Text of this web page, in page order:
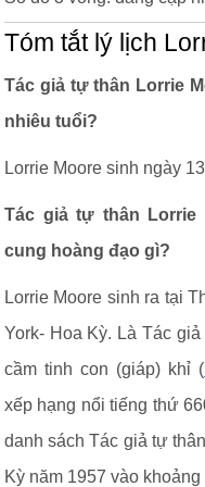
Tóm tắt lý lịch
Tác giả tự thân Lorrie
nhiêu tuổi?
Lorrie Moore sinh ngày
Tác giả tự thân Lorrie
cung hoàng đạo gì?
Lorrie Moore sinh ra tại
York- Hoa Kỳ. Là Tác
cầm tinh con (giáp) khỉ (
xếp hạng nổi tiếng thứ
danh sách Tác giả tự
Kỳ năm 1957 vào